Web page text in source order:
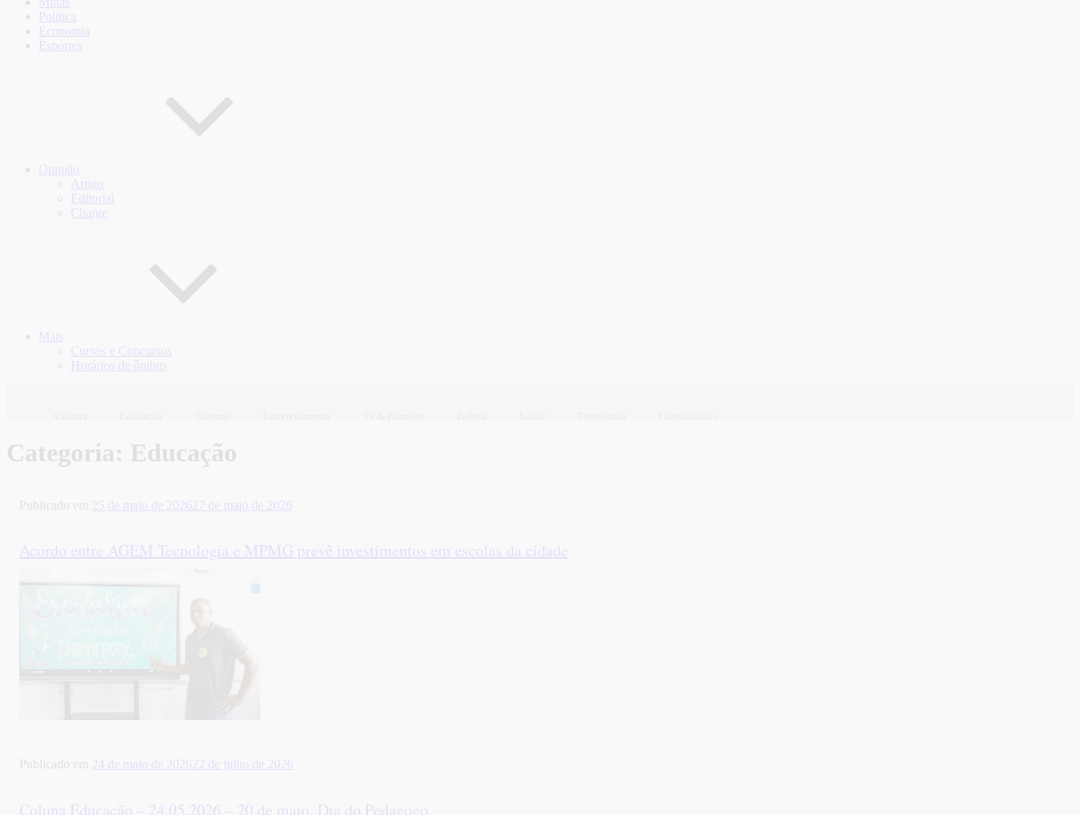
Política
Economia
Esportes
Opinião
Artigo
Editorial
Charge
Mais
Cursos e Concursos
Horários de ônibus
Categoria: Educação
Publicado em 25 de maio de 2026 27 de maio de 2026
Acordo entre AGEM Tecnologia e MPMG prevê investimentos em escolas da cidade
Publicado em 24 de maio de 2026 22 de julho de 2026
Coluna Educação – 24.05.2026 – 20 de maio, Dia do Pedagogo